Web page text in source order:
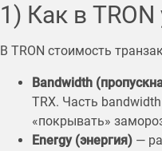
1) Как в
В TRON стоимость
Bandwidth
TRX. Часть
«покрывать»
Energy (энергия) —